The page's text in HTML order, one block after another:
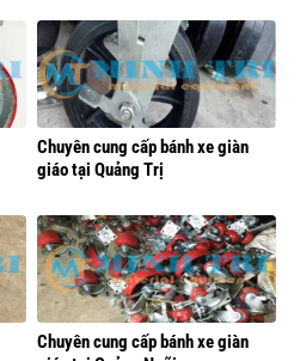
Chuyên cung cấp bánh xe giàn
giáo tại Quảng Trị
Chuyên cung cấp bánh xe giàn